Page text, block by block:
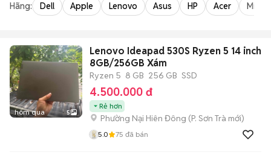
Hãng: Dell Apple Lenovo Asus HP Acer
hôm qua 5
Lenovo Ideapad 530S Ryzen 5 14 inch
8GB/256GB Xám
Ryzen 5 8 GB 256 GB SSD
4.500.000 đ
Rẻ hơn
Phường Nại Hiên Đông (P. Sơn Trà mới)
5.0 75 đã bán